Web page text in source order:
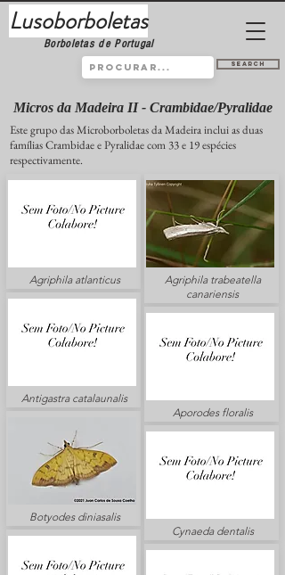
Lusoborboletas
Borboletas de Portugal
Search
Micros da Madeira II - Crambidae/Pyralidae
Este grupo das Microborboletas da Madeira inclui as duas
famílias Crambidae e Pyralidae com 33 e 19 espécies
respectivamente.
Agriphila atlanticus
Antigastra catalaunalis
Botyodes diniasalis
Agriphila trabeatella
canariensis
Aporodes floralis
Cynaeda dentalis